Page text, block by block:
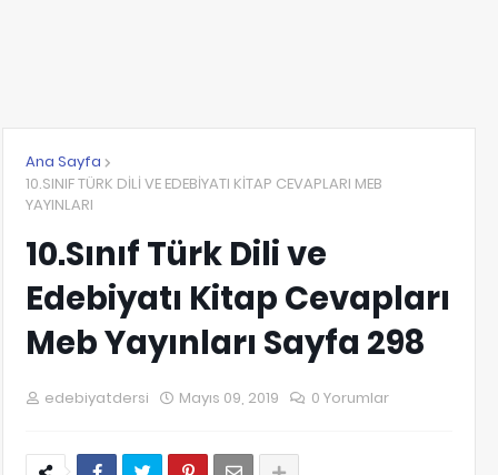
Ana Sayfa
10.SINIF TÜRK DİLİ VE EDEBİYATI KİTAP CEVAPLARI MEB
YAYINLARI
10.Sınıf Türk Dili ve
Edebiyatı Kitap Cevapları
Meb Yayınları Sayfa 298
edebiyatdersi Mayıs 09, 2019 0 Yorumlar